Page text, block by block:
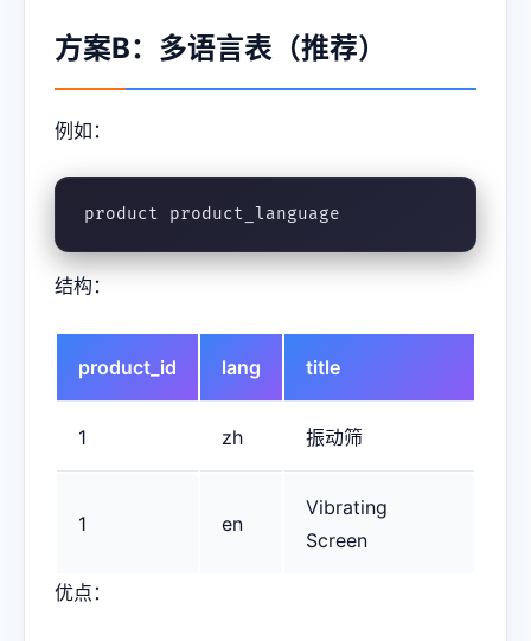
方案B：多语言表（推荐）
例如：
product product_language
结构：
product_id lang title
1 zh 振动筛
1 en
Vibrating
Screen
优点：